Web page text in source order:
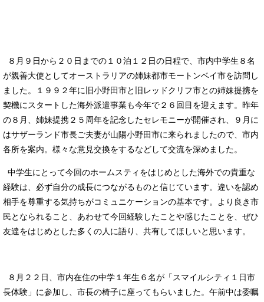
８月９日から２０日までの１０泊１２日の日程で、市内中学生８名
が親善大使としてオーストラリアの姉妹都市モートンベイ市を訪問し
ました。１９９２年に旧小野田市と旧レッドクリフ市との姉妹提携を
契機にスタートした海外派遣事業も今年で２６回目を迎えます。昨年
の８月、姉妹提携２５周年を記念したセレモニーが開催され、９月に
はサザーランド市長ご夫妻が山陽小野田市に来られましたので、市内
各所を案内。様々な意見交換をするなどして交流を深めました。
中学生にとって今回のホームスティをはじめとした海外での貴重な
経験は、必ず自分の成長につながるものと信じています。違いを認め
相手を尊重する気持ちがコミュニケーションの基本です。より良き市
民となられること、あわせて今回経験したことや感じたことを、ぜひ
友達をはじめとした多くの人に語り、共有してほしいと思います。
８月２２日、市内在住の中学１年生６名が「スマイルシティ１日市
長体験」に参加し、市長の椅子に座ってもらいました。午前中は委嘱